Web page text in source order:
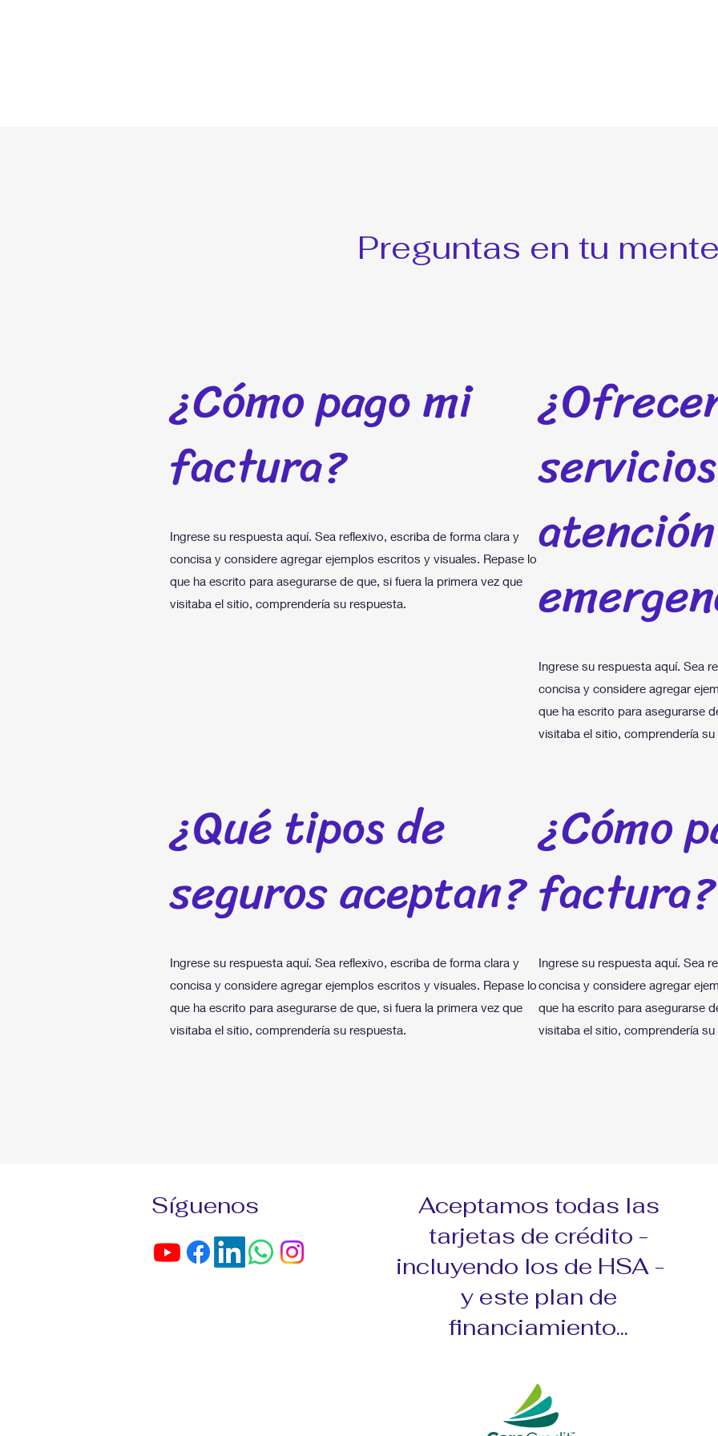
Preguntas en tu
¿Cómo pago mi
factura?
Ingrese su respuesta aquí. Sea reflexivo, escriba de forma clara y
concisa y considere agregar ejemplos escritos y visuales. Repase lo
que ha escrito para asegurarse de que, si fuera la primera vez que
visitaba el sitio, comprendería su respuesta.
Ingrese su respuesta aquí. Sea
concisa y considere agregar
que ha escrito para asegurarse
visitaba el sitio, comprendería
¿Qué tipos de
seguros aceptan?
Ingrese su respuesta aquí. Sea reflexivo, escriba de forma clara y
concisa y considere agregar ejemplos escritos y visuales. Repase lo
que ha escrito para asegurarse de que, si fuera la primera vez que
visitaba el sitio, comprendería su respuesta.
¿Cómo
factura?
Ingrese su respuesta aquí. Sea
concisa y considere agregar
que ha escrito para asegurarse
visitaba el sitio, comprendería
Síguenos
Aceptamos todas las
tarjetas de crédito -
incluyendo los de HSA -
y este plan de
financiamiento...